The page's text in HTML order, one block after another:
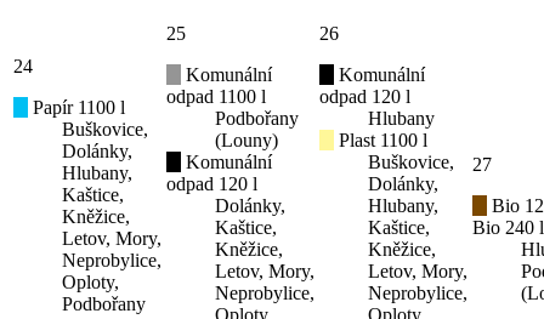
24
Papír 1100 l
Buškovice,
Dolánky,
Hlubany,
Kaštice,
Kněžice,
Letov, Mory,
Neprobylice,
Oploty,
Podbořany
25
Komunální
odpad 1100 l
Podbořany
(Louny)
Komunální
odpad 120 l
Dolánky,
Kaštice,
Kněžice,
Letov, Mory,
Neprobylice,
Oploty,
26
Komunální
odpad 120 l
Hlubany
Plast 1100 l
Buškovice,
Dolánky,
Hlubany,
Kaštice,
Kněžice,
Letov, Mory,
Neprobylice,
Oploty,
27
Bio
Bio 240 l